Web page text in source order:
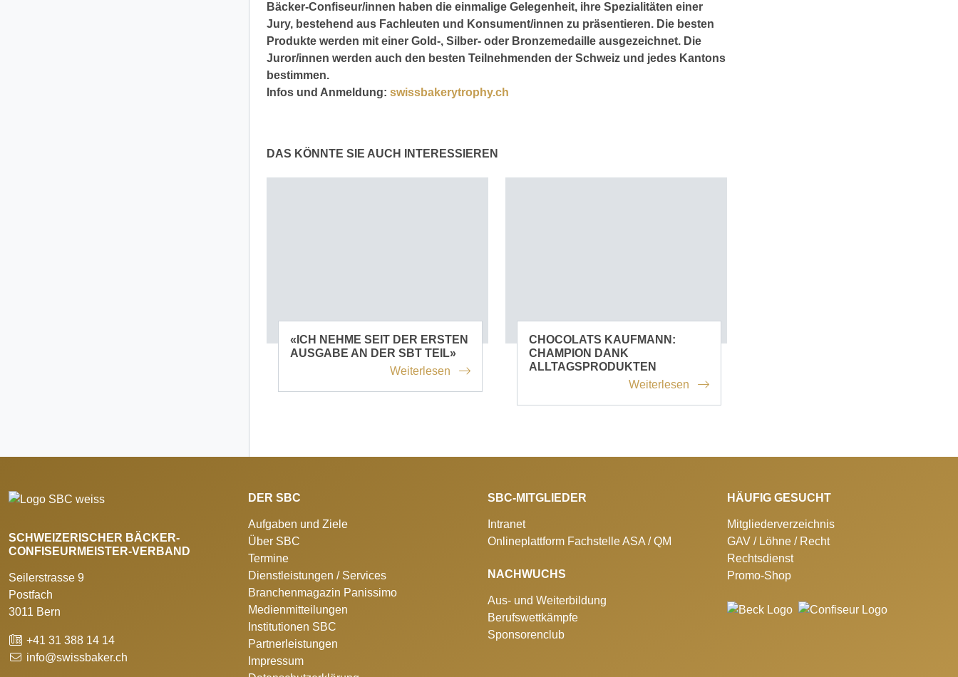
Bäcker-Confiseur/innen haben die einmalige Gelegenheit, ihre Spezialitäten einer
Jury, bestehend aus Fachleuten und Konsument/innen zu präsentieren. Die besten
Produkte werden mit einer Gold-, Silber- oder Bronzemedaille ausgezeichnet. Die
Juror/innen werden auch den besten Teilnehmenden der Schweiz und jedes Kantons
bestimmen.
Infos und Anmeldung: swissbakerytrophy.ch
DAS KÖNNTE SIE AUCH INTERESSIEREN
«ICH NEHME SEIT DER ERSTEN
AUSGABE AN DER SBT TEIL»
Weiterlesen
CHOCOLATS KAUFMANN:
CHAMPION DANK
ALLTAGSPRODUKTEN
Weiterlesen
SCHWEIZERISCHER BÄCKER-
CONFISEURMEISTER-VERBAND
Seilerstrasse 9
Postfach
3011 Bern
+41 31 388 14 14
info@swissbaker.ch
DER SBC
Aufgaben und Ziele
Über SBC
Termine
Dienstleistungen / Services
Branchenmagazin Panissimo
Medienmitteilungen
Institutionen SBC
Partnerleistungen
Impressum
SBC-MITGLIEDER
Intranet
Onlineplattform Fachstelle ASA / QM
NACHWUCHS
Aus- und Weiterbildung
Berufswettkämpfe
Sponsorenclub
HÄUFIG GESUCHT
Mitgliederverzeichnis
GAV / Löhne / Recht
Rechtsdienst
Promo-Shop